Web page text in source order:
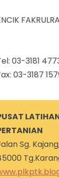
03-3181
03-3187
Sg.